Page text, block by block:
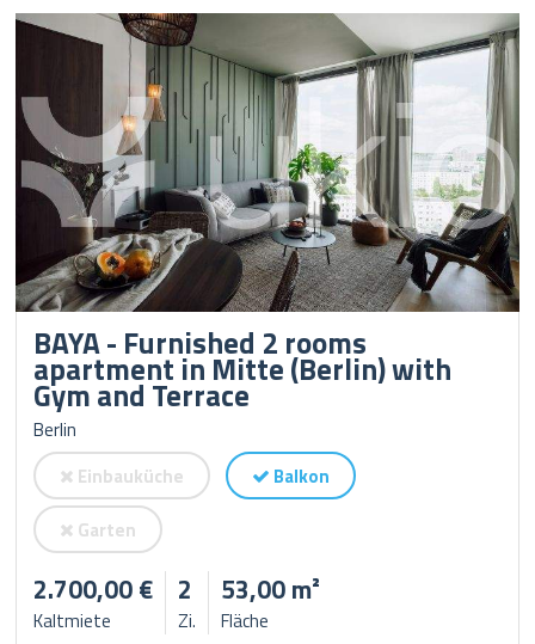
BAYA - Furnished 2 rooms
apartment in Mitte (Berlin) with
Gym and Terrace
Berlin
Einbauküche
Balkon
Garten
2.700,00 €
Kaltmiete
2
Zi.
53,00 m²
Fläche